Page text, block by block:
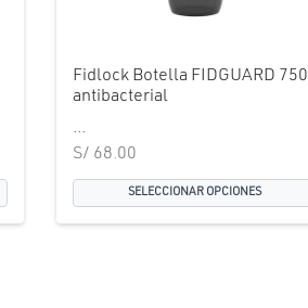
Fidlock Botella FIDGUARD 750
antibacterial
...
S/ 68.00
SELECCIONAR OPCIONES